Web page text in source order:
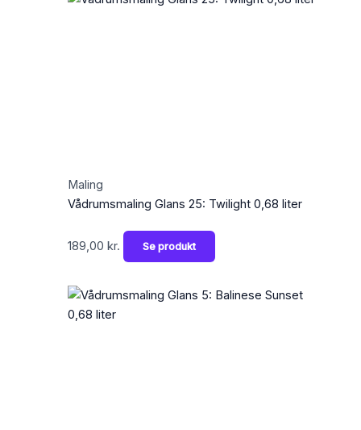
Maling
Vådrumsmaling Glans 25: Twilight 0,68 liter
189,00 kr. Se produkt